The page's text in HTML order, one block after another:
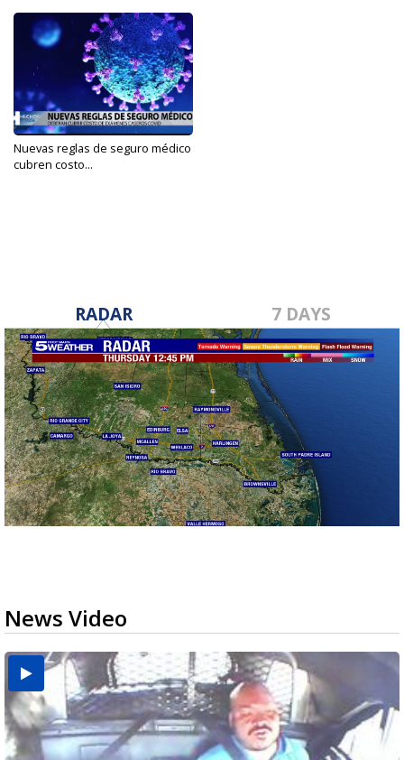
Nuevas reglas de seguro médico
cubren costo...
RADAR 7 DAYS
News Video